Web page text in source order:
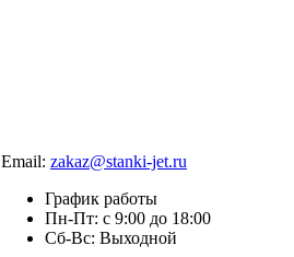
Email: zakaz@stanki-jet.ru
График работы
Пн-Пт: с 9:00 до 18:00
Сб-Вс: Выходной